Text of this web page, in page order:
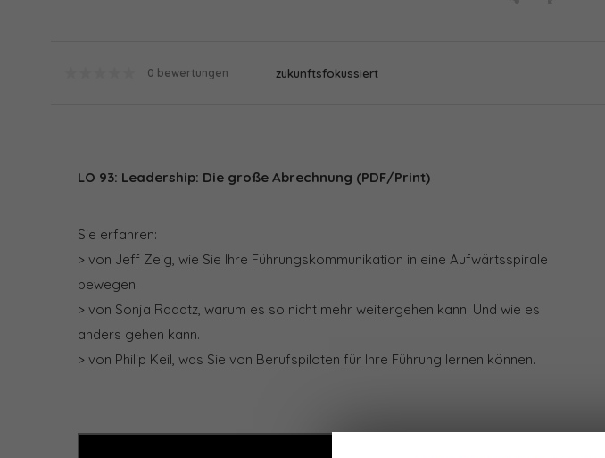
0 bewertungen zukunftsfokussiert
LO 93: Leadership: Die große Abrechnung (PDF/Print)
Sie erfahren:
> von Jeff Zeig, wie Sie Ihre Führungskommunikation in eine Aufwärtsspirale
bewegen.
> von Sonja Radatz, warum es so nicht mehr weitergehen kann. Und wie es
anders gehen kann.
> von Philip Keil, was Sie von Berufspiloten für Ihre Führung lernen können.